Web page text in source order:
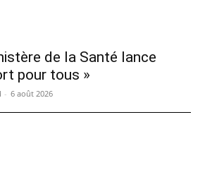
de la Santé lance
pour tous »
- 6 août 2026